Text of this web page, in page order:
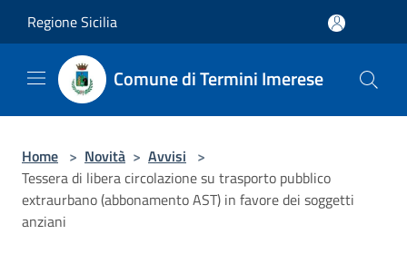
Regione Sicilia
Comune di Termini Imerese
Home > Novità > Avvisi >
Tessera di libera circolazione su trasporto pubblico
extraurbano (abbonamento AST) in favore dei soggetti
anziani